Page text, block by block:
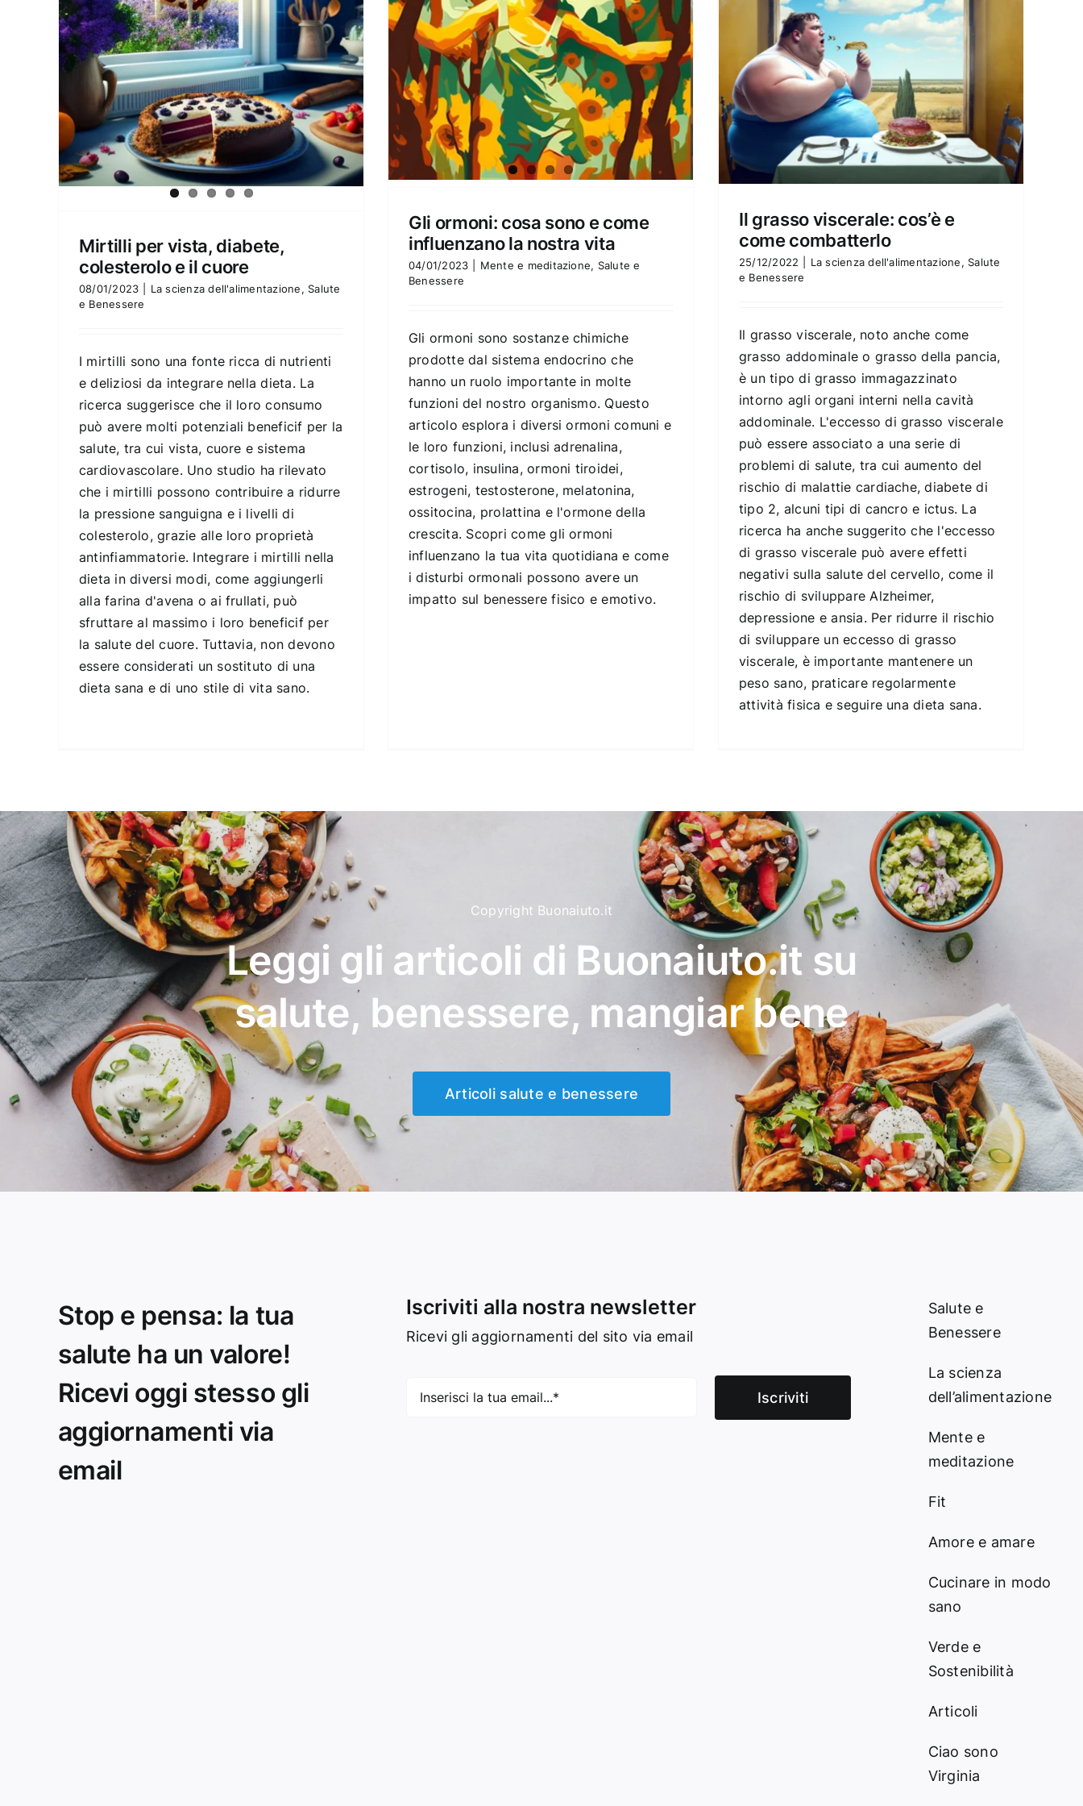
Mirtilli per vista, diabete,
colesterolo e il cuore
08/01/2023 La scienza dell'alimentazione, Salute
e Benessere
I mirtilli sono una fonte ricca di nutrienti
e deliziosi da integrare nella dieta. La
ricerca suggerisce che il loro consumo
può avere molti potenziali beneficif per la
salute, tra cui vista, cuore e sistema
cardiovascolare. Uno studio ha rilevato
che i mirtilli possono contribuire a ridurre
la pressione sanguigna e i livelli di
colesterolo, grazie alle loro proprietà
antinfiammatorie. Integrare i mirtilli nella
dieta in diversi modi, come aggiungerli
alla farina d'avena o ai frullati, può
sfruttare al massimo i loro beneficif per
la salute del cuore. Tuttavia, non devono
essere considerati un sostituto di una
dieta sana e di uno stile di vita sano.
Gli ormoni: cosa sono e come
influenzano la nostra vita
04/01/2023 Mente e meditazione, Salute e
Benessere
Gli ormoni sono sostanze chimiche
prodotte dal sistema endocrino che
hanno un ruolo importante in molte
funzioni del nostro organismo. Questo
articolo esplora i diversi ormoni comuni e
le loro funzioni, inclusi adrenalina,
cortisolo, insulina, ormoni tiroidei,
estrogeni, testosterone, melatonina,
ossitocina, prolattina e l'ormone della
crescita. Scopri come gli ormoni
influenzano la tua vita quotidiana e come
i disturbi ormonali possono avere un
impatto sul benessere fisico e emotivo.
Il grasso viscerale: cos’è e
come combatterlo
25/12/2022 La scienza dell'alimentazione, Salute
e Benessere
Il grasso viscerale, noto anche come
grasso addominale o grasso della pancia,
è un tipo di grasso immagazzinato
intorno agli organi interni nella cavità
addominale. L'eccesso di grasso viscerale
può essere associato a una serie di
problemi di salute, tra cui aumento del
rischio di malattie cardiache, diabete di
tipo 2, alcuni tipi di cancro e ictus. La
ricerca ha anche suggerito che l'eccesso
di grasso viscerale può avere effetti
negativi sulla salute del cervello, come il
rischio di sviluppare Alzheimer,
depressione e ansia. Per ridurre il rischio
di sviluppare un eccesso di grasso
viscerale, è importante mantenere un
peso sano, praticare regolarmente
attività fisica e seguire una dieta sana.
Copyright Buonaiuto.it
Leggi gli articoli di Buonaiuto.it su
salute, benessere, mangiar bene
Articoli salute e benessere
Stop e pensa: la tua
salute ha un valore!
Ricevi oggi stesso gli
aggiornamenti via
email
Iscriviti alla nostra newsletter
Ricevi gli aggiornamenti del sito via email
Iscriviti
Salute e
Benessere
La scienza
dell’alimentazione
Mente e
meditazione
Fit
Amore e amare
Cucinare in modo
sano
Verde e
Sostenibilità
Articoli
Ciao sono
Virginia